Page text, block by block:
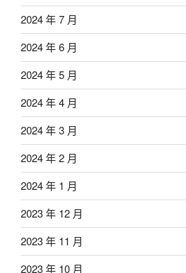
2024 年 7 月
2024 年 6 月
2024 年 5 月
2024 年 4 月
2024 年 3 月
2024 年 2 月
2024 年 1 月
2023 年 12 月
2023 年 11 月
2023 年 10 月